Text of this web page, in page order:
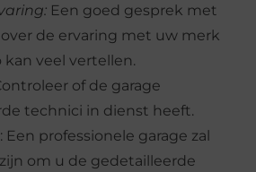
Een goed gesprek met
de ervaring met uw merk
veel vertellen.
of de garage
technici in dienst heeft.
: Een professionele garage zal
om u de gedetailleerde